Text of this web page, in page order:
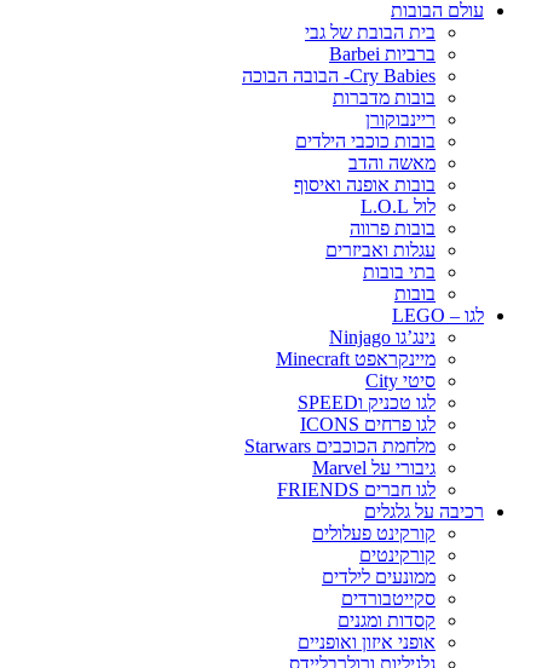
עולם הבובות
בית הבובת של גבי
ברביות Barbei
Cry Babies- הבובה הבוכה
בובות מדברות
ריינבוקורן
בובות כוכבי הילדים
מאשה והדב
בובות אופנה ואיסוף
לול L.O.L
בובות פרווה
עגלות ואביזרים
בתי בובות
בובות
לגו – LEGO
נינג’גו Ninjago
מיינקראפט Minecraft
סיטי City
לגו טכניק וSPEED
לגו פרחים ICONS
מלחמת הכוכבים Starwars
גיבורי על Marvel
לגו חברים FRIENDS
רכיבה על גלגלים
קורקינט פעלולים
קורקינטים
ממונעים לילדים
סקייטבורדים
קסדות ומגנים
אופני איזון ואופניים
גלגיליות ורולרבליידס